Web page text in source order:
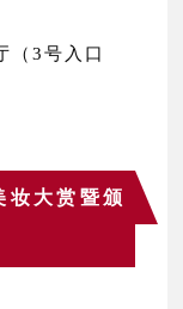
（3号入口
妆大赏暨颁